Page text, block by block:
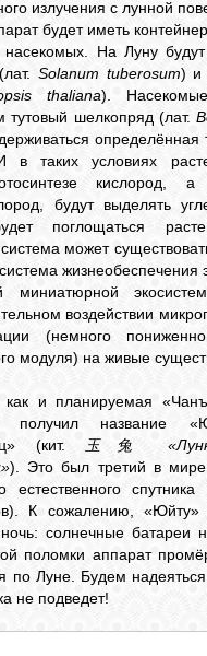
излучения с лунной
будет иметь
На Луну будут
Solanum tuberosum) и
thaliana).
тутовый шелкопряд (лат.
определённая
в таких условиях
кислород, а
будут выделять
поглощаться
может
жизнеобеспечения
миниатюрной
воздействии
(немного
модуля) на живые
и планируемая
получил название
(кит.
玉兔
). Это был третий в
естественного
К сожалению,
солнечные батареи
поломки аппарат
по Луне. Будем
не подведет!